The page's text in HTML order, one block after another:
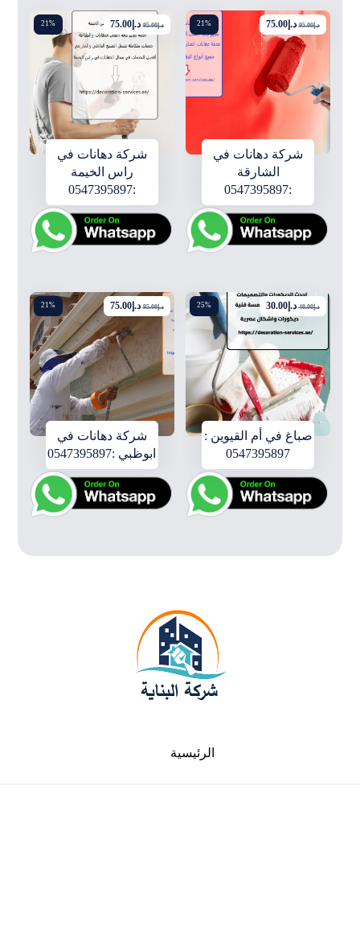
21%
شركة دهانات في
الشارقة
:0547395897
د.إ95.00 د.إ75.00
21%
شركة دهانات في
راس الخيمة
:0547395897
د.إ95.00 د.إ75.00
25%
صباغ في أم القيوين :
0547395897
د.إ40.00 د.إ30.00
21%
شركة دهانات في
ابوظبي :0547395897
د.إ95.00 د.إ75.00
الرئيسية